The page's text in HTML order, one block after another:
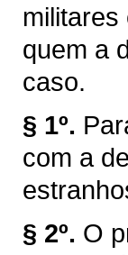
quem a
caso.
§ 1º.
com a
§ 2º. O